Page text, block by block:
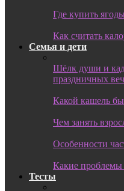
Где купить
Как считать
Семья и дети
Шёлк души и
праздничных
Какой кашель
Чем занять
Особенности
Какие проблемы
Тесты